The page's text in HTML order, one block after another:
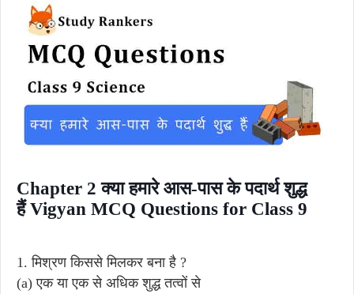
Chapter 2 क्या हमारे आस-पास के पदार्थ शुद्ध
हैं Vigyan MCQ Questions for Class 9
1. मिश्रण किससे मिलकर बना है ?
(a) एक या एक से अधिक शुद्ध तत्वों से